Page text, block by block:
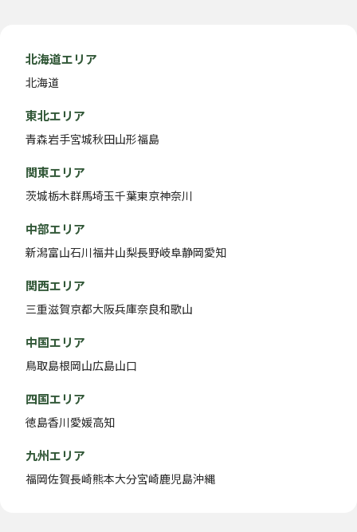
北海道エリア
北海道
東北エリア
青森岩手宮城秋田山形福島
関東エリア
茨城栃木群馬埼玉千葉東京神奈川
中部エリア
新潟富山石川福井山梨長野岐阜静岡愛知
関西エリア
三重滋賀京都大阪兵庫奈良和歌山
中国エリア
鳥取島根岡山広島山口
四国エリア
徳島香川愛媛高知
九州エリア
福岡佐賀長崎熊本大分宮崎鹿児島沖縄